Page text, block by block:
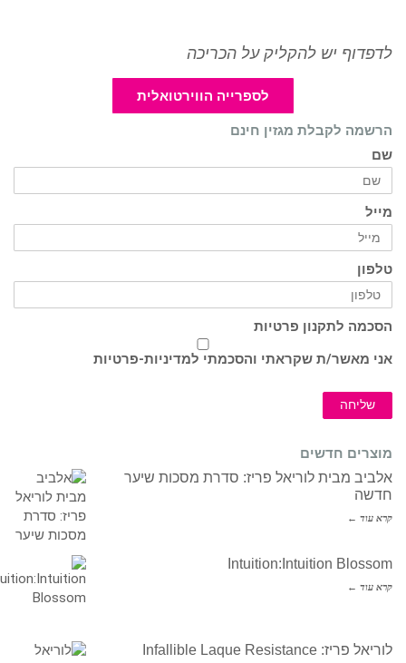
לדפדוף יש להקליק על הכריכה
לספרייה הווירטואלית
הרשמה לקבלת מגזין חינם
שם
מייל
טלפון
הסכמה לתקנון פרטיות
אני מאשר/ת שקראתי והסכמתי למדיניות-פרטיות
שליחה
מוצרים חדשים
אלביב מבית לוריאל פריז: סדרת מסכות שיער
חדשה
קרא עוד ←
Intuition:Intuition Blossom
קרא עוד ←
לוריאל פריז: Infallible Laque Resistance